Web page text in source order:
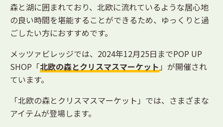
森と湖に囲まれており、北欧に流れているような居心地
の良い時間を堪能することができるため、ゆっくりと過
ごしたい方におすすめです。
メッツァビレッジでは、2024年12月25日までPOP UP
SHOP「北欧の森とクリスマスマーケット 」が開催され
ています。
「北欧の森とクリスマスマーケット」では、さまざまな
アイテムが登場します。